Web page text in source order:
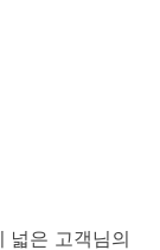
넓은 고객님의